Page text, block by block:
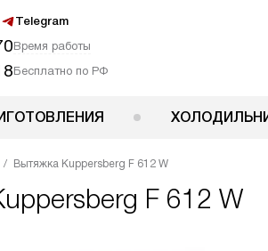
Telegram
Время работы
Бесплатно по РФ
Вытяжка Kuppersberg F 612 W
F 612 W